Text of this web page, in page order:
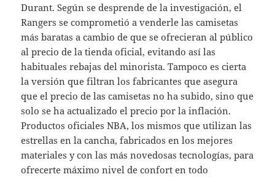
Durant. Según se desprende de la investigación, el
Rangers se comprometió a venderle las camisetas
más baratas a cambio de que se ofrecieran al público
al precio de la tienda oficial, evitando así las
habituales rebajas del minorista. Tampoco es cierta
la versión que filtran los fabricantes que asegura
que el precio de las camisetas no ha subido, sino que
solo se ha actualizado el precio por la inflación.
Productos oficiales NBA, los mismos que utilizan las
estrellas en la cancha, fabricados en los mejores
materiales y con las más novedosas tecnologías, para
ofrecerte máximo nivel de confort en todo